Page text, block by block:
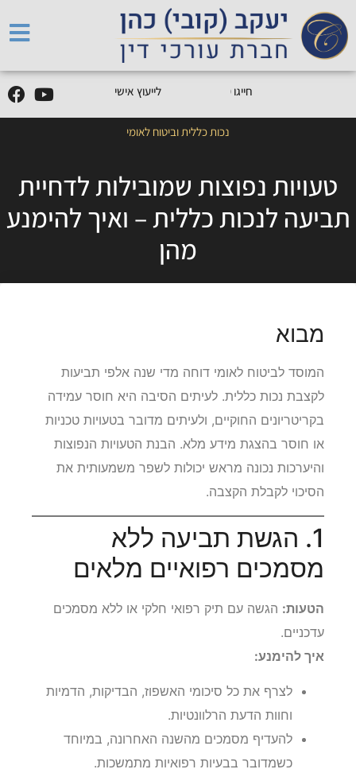
חייגו050- לייעוץ אישי
נכות כללית וביטוח לאומי
טעויות נפוצות שמובילות לדחיית
תביעה לנכות כללית – ואיך להימנע
מהן
מבוא
המוסד לביטוח לאומי דוחה מדי שנה אלפי תביעות
לקצבת נכות כללית. לעיתים הסיבה היא חוסר עמידה
בקריטריונים החוקיים, ולעיתים מדובר בטעויות טכניות
או חוסר בהצגת מידע מלא. הבנת הטעויות הנפוצות
והיערכות נכונה מראש יכולות לשפר משמעותית את
הסיכוי לקבלת הקצבה.
1. הגשת תביעה ללא
מסמכים רפואיים מלאים
הטעות: הגשה עם תיק רפואי חלקי או ללא מסמכים
עדכניים.
איך להימנע:
לצרף את כל סיכומי האשפוז, הבדיקות, הדמיות
וחוות הדעת הרלוונטיות.
להעדיף מסמכים מהשנה האחרונה, במיוחד
כשמדובר בבעיות רפואיות מתמשכות.